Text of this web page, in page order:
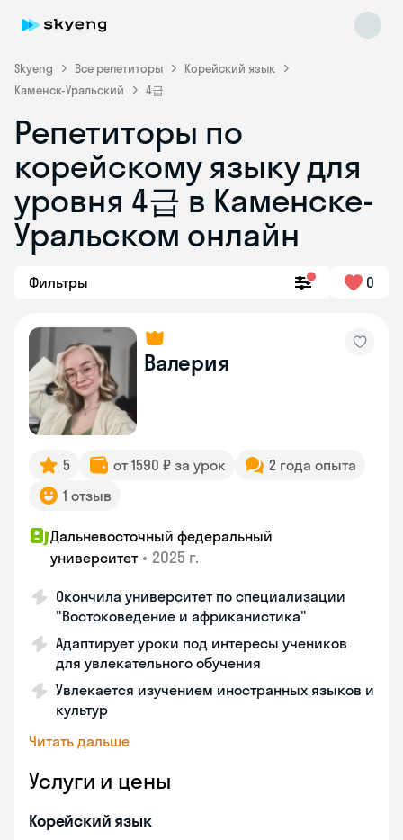
Skyeng Все репетиторы
Корейский язык
Каменск-Уральский
4급
Репетиторы по
корейскому языку для
уровня 4급 в Каменске-
Уральском онлайн
Фильтры 0
Валерия
5 от 1590 ₽ за урок
2 года опыта
1 отзыв
Дальневосточный федеральный
университет • 2025 г.
Окончила университет по специализации
"Востоковедение и африканистика"
Адаптирует уроки под интересы учеников
для увлекательного обучения
Увлекается изучением иностранных языков и
культур
Читать дальше
Услуги и цены
Корейский язык
Skyeng Chat
online